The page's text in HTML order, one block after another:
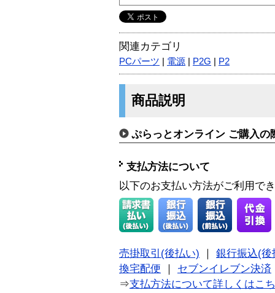
関連カテゴリ
PCパーツ 電源 P2G P2
商品説明
ぷらっとオンライン ご購入の
支払方法について
以下のお支払い方法がご利用で
売掛取引(後払い)
銀行振込(後
換宅配便
セブンイレブン決済
⇒支払方法について詳しくはこ